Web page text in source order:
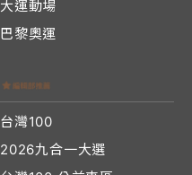
大運動場
巴黎奧運
台灣100
2026九合一大選